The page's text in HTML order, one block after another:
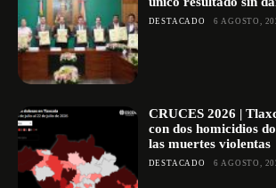
DESTACADO 6 AGOSTO,
CRUCES 2026 |
con dos homicidios
las muertes violentas
DESTACADO 6 AGOSTO,